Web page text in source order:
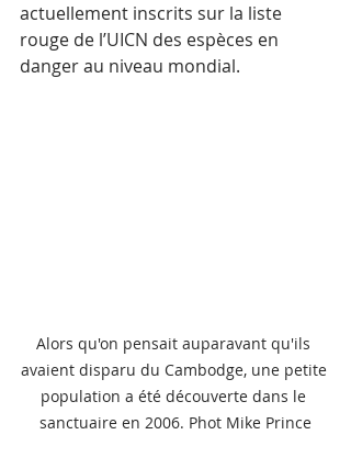
actuellement inscrits sur la liste
rouge de l’UICN des espèces en
danger au niveau mondial.
Alors qu'on pensait auparavant qu'ils
avaient disparu du Cambodge, une petite
population a été découverte dans le
sanctuaire en 2006. Phot Mike Prince